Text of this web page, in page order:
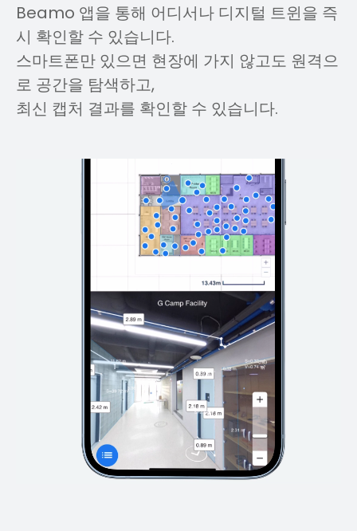
Beamo 앱을 통해 어디서나 디지털 트윈을 즉
시 확인할 수 있습니다.
스마트폰만 있으면 현장에 가지 않고도 원격으
로 공간을 탐색하고,
최신 캡처 결과를 확인할 수 있습니다.